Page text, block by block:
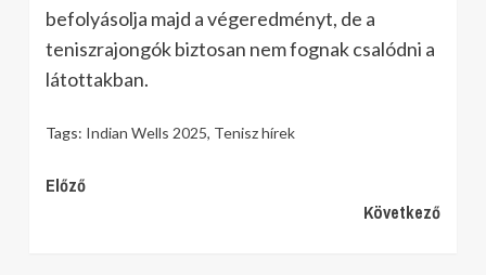
befolyásolja majd a végeredményt, de a
teniszrajongók biztosan nem fognak csalódni a
látottakban.
Tags: Indian Wells 2025, Tenisz hírek
Continue
Előző
Következő